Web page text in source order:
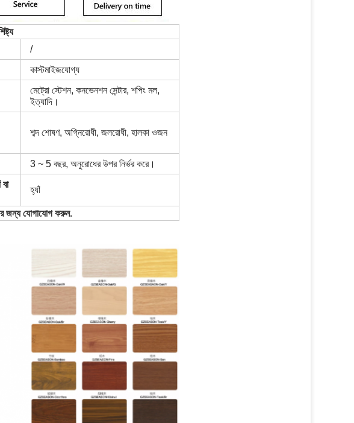
/
কাস্টমাইজযোগ্য
মেট্রো স্টেশন, কনভেনশন সেন্টার, শপিং মল,
ইত্যাদি।
শব্দ শোষণ, অগ্নিরোধী, জলরোধী, হালকা ওজন
3 ~ 5 বছর, অনুরোধের উপর নির্ভর করে।
হ্যাঁ
জন্য যোগাযোগ করুন.